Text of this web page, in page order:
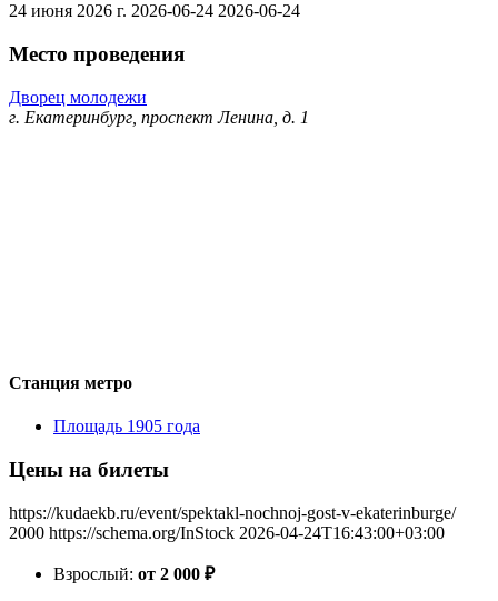
24 июня 2026 г. 2026-06-24 2026-06-24
Место проведения
Дворец молодежи
г. Екатеринбург, проспект Ленина, д. 1
Станция метро
Площадь 1905 года
Цены на билеты
https://kudaekb.ru/event/spektakl-nochnoj-gost-v-ekaterinburge/
2000 https://schema.org/InStock 2026-04-24T16:43:00+03:00
Взрослый: от 2 000 ₽